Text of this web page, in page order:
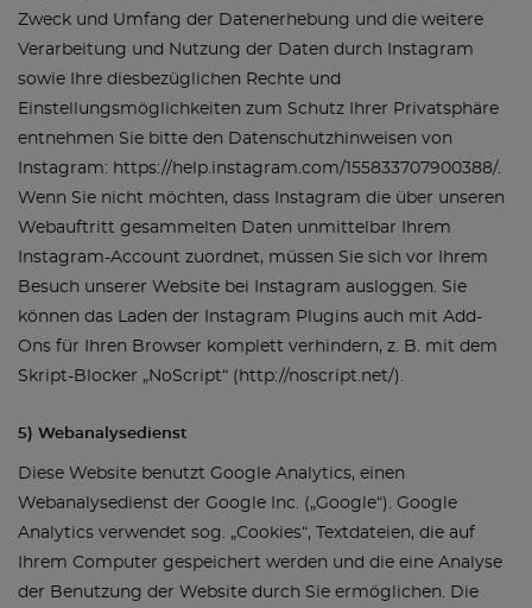
Zweck und Umfang der Datenerhebung und die weitere
Verarbeitung und Nutzung der Daten durch Instagram
sowie Ihre diesbezüglichen Rechte und
Einstellungsmöglichkeiten zum Schutz Ihrer Privatsphäre
entnehmen Sie bitte den Datenschutzhinweisen von
Instagram: https://help.instagram.com/155833707900388/.
Wenn Sie nicht möchten, dass Instagram die über unseren
Webauftritt gesammelten Daten unmittelbar Ihrem
Instagram-Account zuordnet, müssen Sie sich vor Ihrem
Besuch unserer Website bei Instagram ausloggen. Sie
können das Laden der Instagram Plugins auch mit Add-
Ons für Ihren Browser komplett verhindern, z. B. mit dem
Skript-Blocker „NoScript“ (http://noscript.net/).
5) Webanalysedienst
Diese Website benutzt Google Analytics, einen
Webanalysedienst der Google Inc. („Google“). Google
Analytics verwendet sog. „Cookies“, Textdateien, die auf
Ihrem Computer gespeichert werden und die eine Analyse
der Benutzung der Website durch Sie ermöglichen. Die